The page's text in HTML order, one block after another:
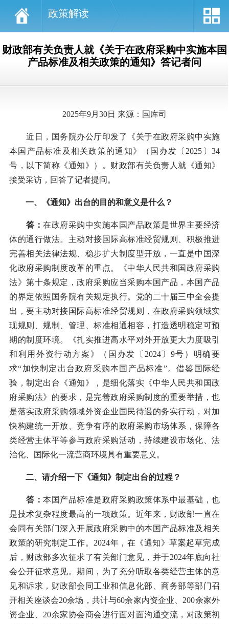
政策解读
财政部有关负责人就《关于在政府采购中实施本国
产品标准及相关政策的通知》答记者问
2025年9月30日 来源：国库司
近日，国务院办公厅印发了《关于在政府采购中实施
本国产品标准及相关政策的通知》（国办发〔2025〕34
号，以下简称《通知》）。财政部有关负责人就《通知》
接受采访，回答了记者提问。
一、《通知》出台的目的和意义是什么？
答： 在政府采购中实施本国产品政策是世界主要经济
体的通行做法。主动对接国际高标准经贸规则、积极推进
完善相关法律法规、稳步扩大制度型开放，一直是中国深
化政府采购制度改革的重点。《中华人民共和国政府采购
法》第十条规定，政府采购应当采购本国产品，本国产品
的界定依照国务院有关规定执行。党的二十届三中全会提
出，要主动对接国际高标准经贸规则，在政府采购领域实
现规则、规制、管理、标准相通相容，打造透明稳定可预
期的制度环境。《扎实推进高水平对外开放更大力度吸引
和利用外资行动方案》（国办发〔2024〕9号）明确要
求“加快制定出台政府采购本国产品标准”。借鉴国际经
验，制定出台《通知》，是细化落实《中华人民共和国政
府采购法》的要求，是完善政府采购制度的重要举措，也
是落实政府采购领域外资企业国民待遇的务实行动，对加
快构建统一开放、竞争有序的政府采购市场体系，保障各
类经营主体平等参与政府采购活动，持续建设市场化、法
治化、国际化一流营商环境具有重要意义。
二、请介绍一下《通知》制定出台的过程？
答： 本国产品标准是政府采购政策体系中最基础，也
是技术复杂程度最高的一项政策。近年来，财政部一直在
会同有关部门深入开展政府采购中的本国产品标准及相关
政策的研究制定工作。2024年，在《通知》草案起草完成
后，财政部多次征求了有关部门意见，并于2024年底向社
会公开征求意见。期间，为了充分听取各类经营主体的意
见和诉求，财政部会同工业和信息化部、商务部等部门召
开相关座谈会20余场，共计与60余家内资企业、200余家外
资企业、20余家协会商会进行面对面沟通交流，对政策初